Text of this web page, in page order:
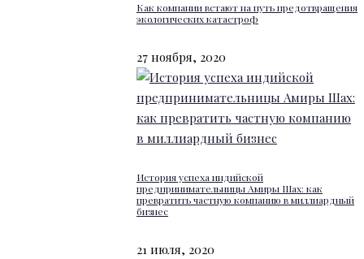
Как компании встают на путь предотвращения
экологических катастроф
27 ноября, 2020
История успеха индийской
предпринимательницы Амиры Шах: как
превратить частную компанию в миллиардный
бизнес
21 июля, 2020